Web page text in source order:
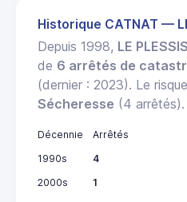
Historique CATNAT —
Depuis 1998, LE
de 6 arrêtés de
(dernier : 2023). Le
Sécheresse (4 arrêtés).
Décennie
Arrêtés
1990s
4
2000s
1